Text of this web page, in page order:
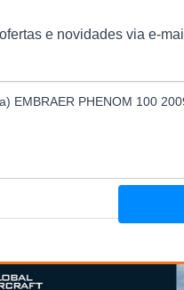
e novidades via e-mail